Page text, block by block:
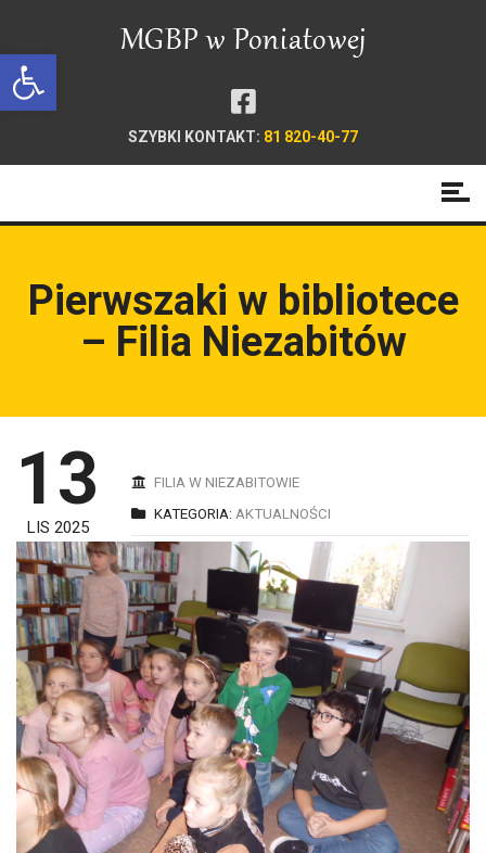
Open toolbar
SZYBKI KONTAKT: 81 820-40-77
Pierwszaki w bibliotece
– Filia Niezabitów
13
LIS 2025
FILIA W NIEZABITOWIE
KATEGORIA: AKTUALNOŚCI